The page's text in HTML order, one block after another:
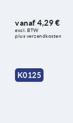
vanaf 4,29 €
excl. BTW
plus verzendkosten
K0125